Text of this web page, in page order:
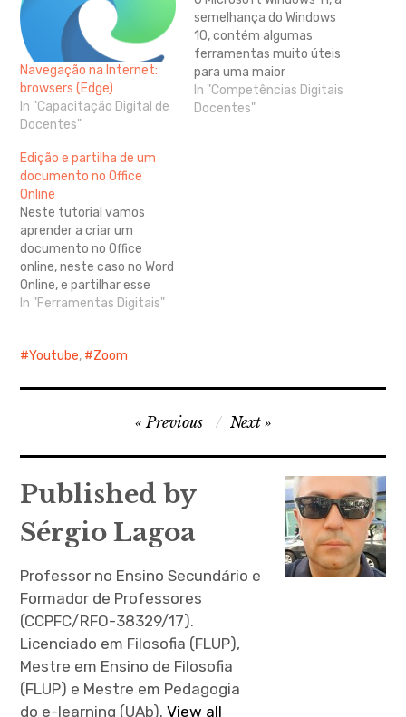
Navegação na Internet:
browsers (Edge)
In "Capacitação Digital de
Docentes"
semelhança do Windows
10, contém algumas
ferramentas muito úteis
para uma maior
acessibilidade para
utilizadores com
In "Competências Digitais
Docentes"
Edição e partilha de um
documento no Office
Online
Neste tutorial vamos
aprender a criar um
documento no Office
online, neste caso no Word
Online, e partilhar esse
mesmo documento com
- utilize o Correio
o fazer. 2. No Iniciador de
lado esquerdo), clique…
In "Ferramentas Digitais"
Youtube, Zoom
Navegação
de
artigos
Previous Next
Published by
Sérgio Lagoa
Professor no Ensino Secundário e
Formador de Professores
(CCPFC/RFO-38329/17).
Licenciado em Filosofia (FLUP),
Mestre em Ensino de Filosofia
(FLUP) e Mestre em Pedagogia
do e-learning (UAb).View all